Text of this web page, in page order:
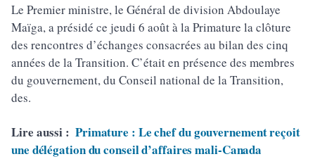
Le Premier ministre, le Général de division Abdoulaye
Maïga, a présidé ce jeudi 6 août à la Primature la clôture
des rencontres d’échanges consacrées au bilan des cinq
années de la Transition. C’était en présence des membres
du gouvernement, du Conseil national de la Transition,
des.
Lire aussi : Primature : Le chef du gouvernement reçoit
une délégation du conseil d’affaires mali-Canada